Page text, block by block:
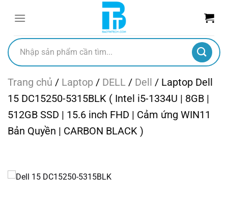
dungTìm
kiếm:
Trang chủ / Laptop / DELL / Dell / Laptop Dell
15 DC15250-5315BLK ( Intel i5-1334U | 8GB |
512GB SSD | 15.6 inch FHD | Cảm ứng WIN11
Bản Quyền | CARBON BLACK )